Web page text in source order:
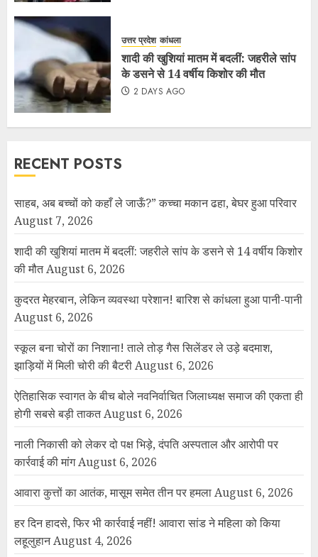
उत्तर प्रदेश कांधला
शादी की खुशियां मातम में बदलीं: जहरीले सांप
के डसने से 14 वर्षीय किशोर की मौत
2 DAYS AGO
RECENT POSTS
साहब, अब बच्चों को कहाँ ले जाऊँ?” कच्चा मकान ढहा, बेघर हुआ परिवार
August 7, 2026
शादी की खुशियां मातम में बदलीं: जहरीले सांप के डसने से 14 वर्षीय किशोर
की मौतAugust 6, 2026
कुदरत मेहरबान, लेकिन व्यवस्था परेशान! बारिश से कांधला हुआ पानी-पानी
August 6, 2026
स्कूल बना चोरों का निशाना! ताले तोड़ गैस सिलेंडर ले उड़े बदमाश,
झाड़ियों में मिली चोरी की बैटरीAugust 6, 2026
ऐतिहासिक स्वागत के बीच बोले नवनिर्वाचित जिलाध्यक्ष समाज की एकता ही
होगी सबसे बड़ी ताकतAugust 6, 2026
नाली निकासी को लेकर दो पक्ष भिड़े, दंपति अस्पताल और आरोपी पर
कार्रवाई की मांगAugust 6, 2026
आवारा कुत्तों का आतंक, मासूम समेत तीन पर हमलाAugust 6, 2026
हर दिन हादसे, फिर भी कार्रवाई नहीं! आवारा सांड ने महिला को किया
लहूलुहानAugust 4, 2026